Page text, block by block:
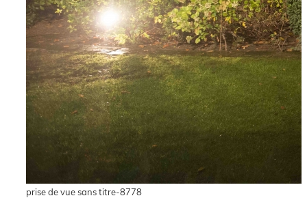
prise de vue sans titre-8778